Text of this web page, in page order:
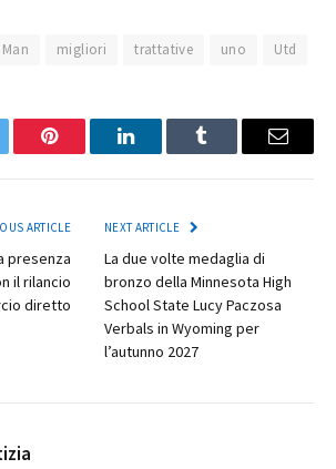
Man migliori trattative uno Utd
Pinterest LinkedInTumblr Email
ARTICLE
presenza
il rilancio
diretto
NEXT ARTICLE
La due volte medaglia di
bronzo della Minnesota High
School State Lucy Paczosa
Verbals in Wyoming per
l’autunno 2027